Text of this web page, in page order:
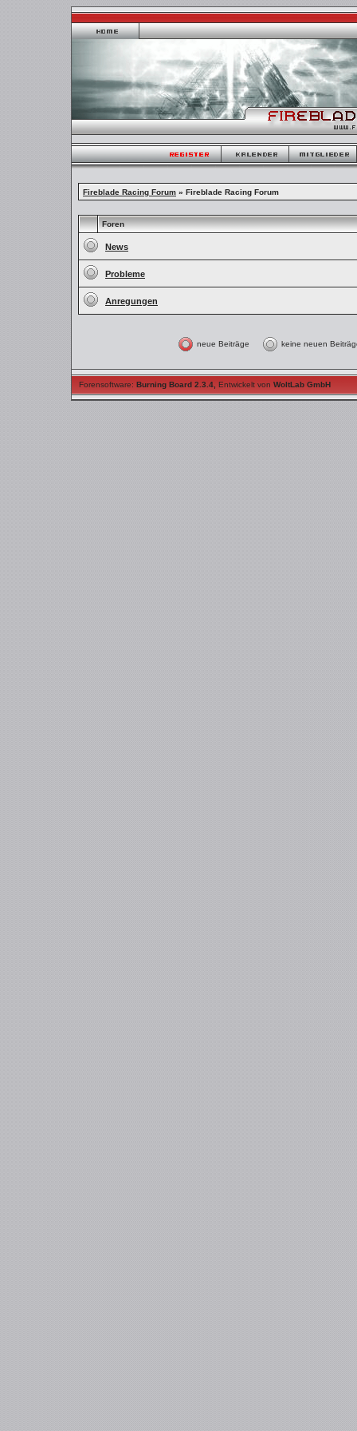
Fireblade Racing Forum » Fireblade Racing Forum
Foren
News
Probleme
Anregungen
neue Beiträge keine neuen
Forensoftware: Burning Board 2.3.4 Entwickelt von WoltLab GmbH